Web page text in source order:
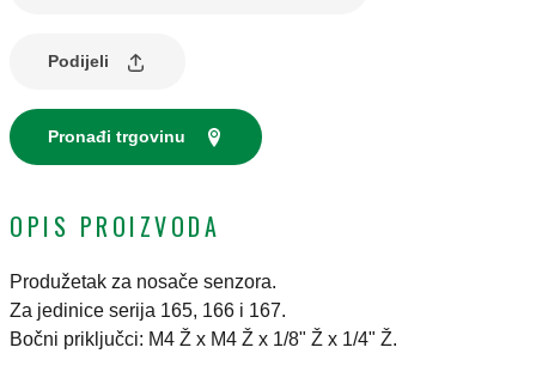
Podijeli
Pronađi trgovinu
OPIS PROIZVODA
Produžetak za nosače senzora.
Za jedinice serija 165, 166 i 167.
Bočni priključci: M4 Ž x M4 Ž x 1/8" Ž x 1/4" Ž.